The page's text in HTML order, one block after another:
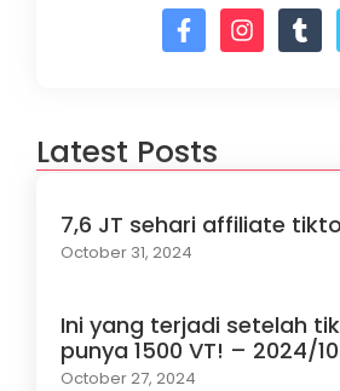
Latest Posts
7,6 JT sehari affiliate
October 31, 2024
Ini yang terjadi setelah
punya 1500 VT! – 2024/
October 27, 2024